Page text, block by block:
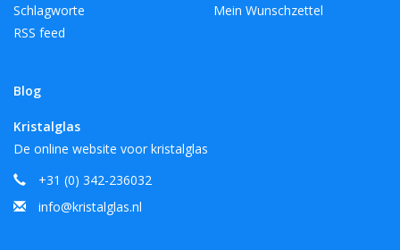
Schlagworte
RSS feed
Blog
Mein Wunschzettel
Kristalglas
De online website voor kristalglas
+31 (0) 342-236032
info@kristalglas.nl